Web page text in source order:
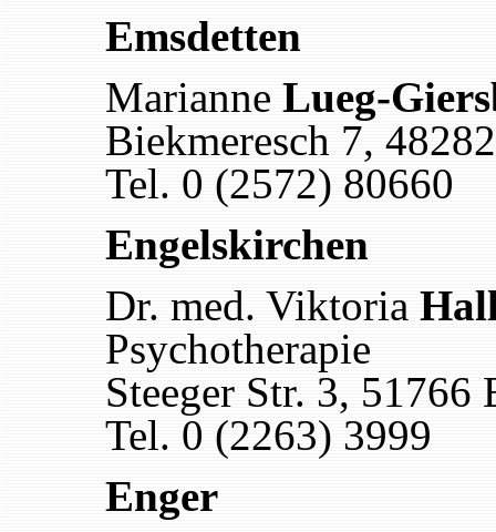
Emsdetten
Marianne Lueg-
Biekmeresch 7,
Tel. 0 (2572) 80660
Engelskirchen
Dr. med. Viktoria
Psychotherapie
Steeger Str. 3, 51766
Tel. 0 (2263) 3999
Enger